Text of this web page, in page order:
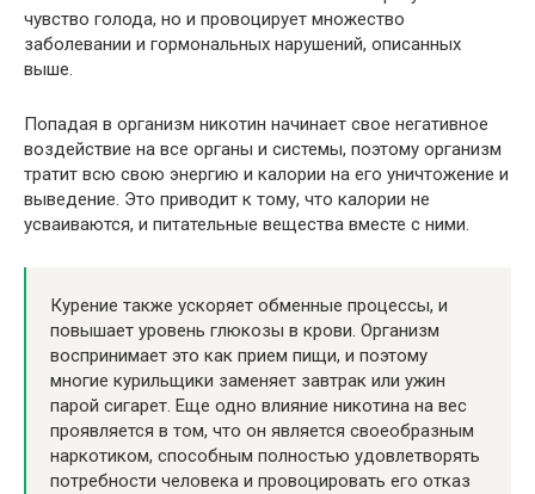
чувство голода, но и провоцирует множество
заболевании и гормональных нарушений, описанных
выше.
Попадая в организм никотин начинает свое негативное
воздействие на все органы и системы, поэтому организм
тратит всю свою энергию и калории на его уничтожение и
выведение. Это приводит к тому, что калории не
усваиваются, и питательные вещества вместе с ними.
Курение также ускоряет обменные процессы, и
повышает уровень глюкозы в крови. Организм
воспринимает это как прием пищи, и поэтому
многие курильщики заменяет завтрак или ужин
парой сигарет. Еще одно влияние никотина на вес
проявляется в том, что он является своеобразным
наркотиком, способным полностью удовлетворять
потребности человека и провоцировать его отказ